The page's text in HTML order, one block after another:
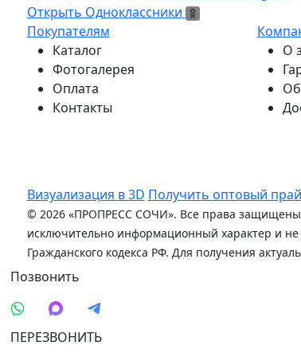
Открыть Одноклассники
Открыть Одноклассники
Покупателям
Каталог
Фотогалерея
Оплата
Контакты
О
Визуализация в 3D Получить оптовый
© 2026 «ПРОПРЕСС СОЧИ». Все права
исключительно информационный характер и не
Гражданского кодекса РФ. Для получения
Позвонить
ПЕРЕЗВОНИТЬ